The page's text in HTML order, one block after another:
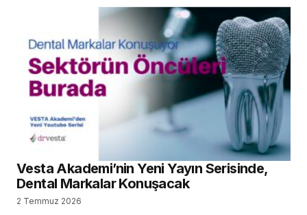
Vesta Akademi’nin Yeni Yayın Serisinde,
Dental Markalar Konuşacak
2 Temmuz 2026